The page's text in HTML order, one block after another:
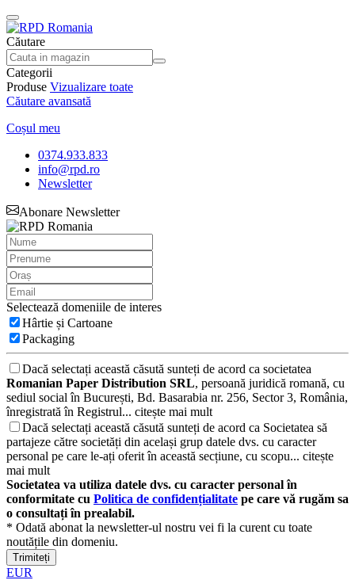
Căutare
Categorii
Produse Vizualizare toate
Căutare avansată
Coșul meu
0374.933.833
info@rpd.ro
Newsletter
Abonare Newsletter
Selectează domeniile de interes
Hârtie și Cartoane
Packaging
Dacă selectați această căsută sunteți de acord ca societatea
Romanian Paper Distribution SRL, persoană juridică romană, cu
sediul social în București, Bd. Basarabia nr. 256, Sector 3, România,
înregistrată în Registrul... citește mai mult
Dacă selectați această căsută sunteți de acord ca Societatea să
partajeze către societăți din același grup datele dvs. cu caracter
personal pe care le-ați oferit în această secțiune, cu scopu... citește
mai mult
Societatea va utiliza datele dvs. cu caracter personal în
conformitate cu Politica de confidențialitate pe care vă rugăm sa
o consultați în prealabil.
* Odată abonat la newsletter-ul nostru vei fi la curent cu toate
noutățile din domeniu.
Trimiteți
EUR